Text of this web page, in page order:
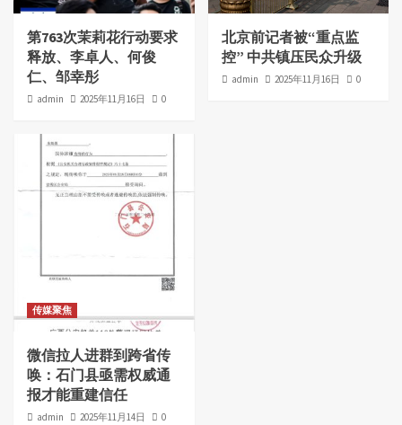
第763次茉莉花行动要求
释放、李卓人、何俊
仁、邹幸彤
admin 2025年11月16日 0
北京前记者被“重点监
控” 中共镇压民众升级
admin 2025年11月16日 0
传媒聚焦
微信拉人进群到跨省传
唤：石门县亟需权威通
报才能重建信任
admin 2025年11月14日 0